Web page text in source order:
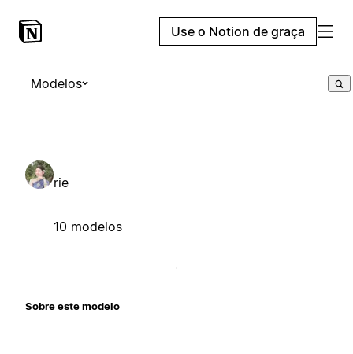
Use o Notion de graça
Modelos
rie
10 modelos
Sobre este modelo